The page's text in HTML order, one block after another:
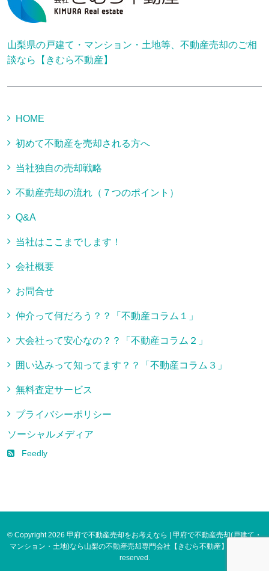
山梨県の戸建て・マンション・土地等、不動産売却のご相
談なら【きむら不動産】
HOME
初めて不動産を売却される方へ
当社独自の売却戦略
不動産売却の流れ（７つのポイント）
Q&A
当社はここまでします！
会社概要
お問合せ
仲介って何だろう？？「不動産コラム１」
大会社って安心なの？？「不動産コラム２」
囲い込みって知ってます？？「不動産コラム３」
無料査定サービス
プライバシーポリシー
ソーシャルメディア
Feedly
© Copyright 2026 甲府で不動産売却をお考えなら | 甲府で不動産売却(戸建て・
マンション・土地)なら山梨の不動産売却専門会社【きむら不動産】. All rights
reserved.